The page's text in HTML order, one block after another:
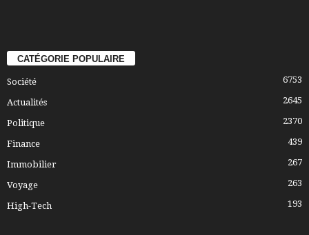
CATÉGORIE POPULAIRE
Société 6753
Actualités 2645
Politique 2370
Finance 439
Immobilier 267
Voyage 263
High-Tech 193